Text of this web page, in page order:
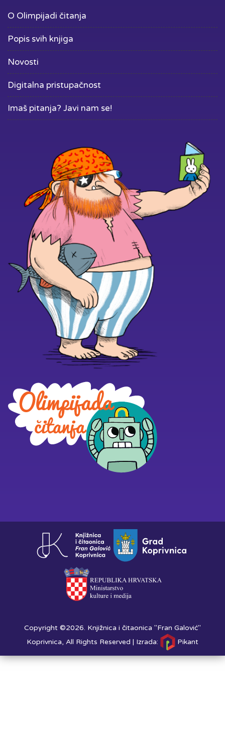
O Olimpijadi čitanja
Popis svih knjiga
Novosti
Digitalna pristupačnost
Imaš pitanja? Javi nam se!
Copyright ©2026. Knjižnica i čitaonica "Fran Galović"
Koprivnica, All Rights Reserved | Izrada: Pikant